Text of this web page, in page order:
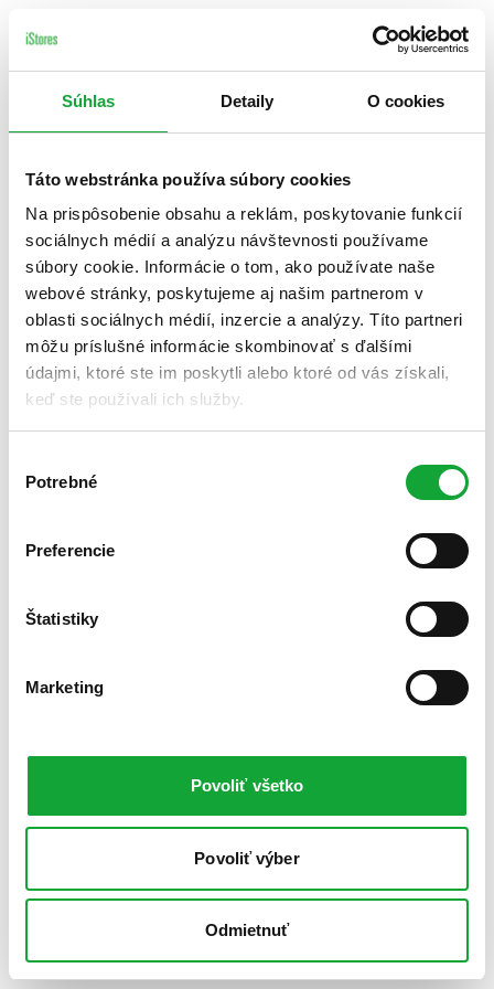
Súhlas Detaily O cookies
Táto webstránka používa súbory cookies
Na prispôsobenie obsahu a reklám, poskytovanie funkcií
sociálnych médií a analýzu návštevnosti používame
súbory cookie. Informácie o tom, ako používate naše
webové stránky, poskytujeme aj našim partnerom v
oblasti sociálnych médií, inzercie a analýzy. Títo partneri
môžu príslušné informácie skombinovať s ďalšími
údajmi, ktoré ste im poskytli alebo ktoré od vás získali,
keď ste používali ich služby.
súhlasu
Potrebné
Preferencie
Štatistiky
Marketing
Povoliť všetko
Povoliť výber
Odmietnuť